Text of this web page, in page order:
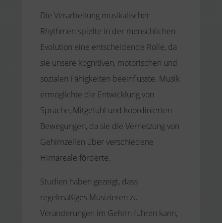
Die Verarbeitung musikalischer
Rhythmen spielte in der menschlichen
Evolution eine entscheidende Rolle, da
sie unsere kognitiven, motorischen und
sozialen Fähigkeiten beeinflusste. Musik
ermöglichte die Entwicklung von
Sprache, Mitgefühl und koordinierten
Bewegungen, da sie die Vernetzung von
Gehirnzellen über verschiedene
Hirnareale förderte.
Studien haben gezeigt, dass
regelmäßiges Musizieren zu
Veränderungen im Gehirn führen kann,